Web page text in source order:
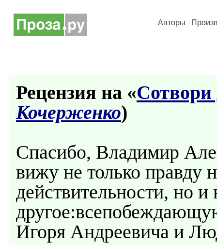
Авторы
Рецензия на «Сотвори
Кочерженко)
Спасибо, Владимир
вижу не только правду
действительности, но и
Игоря Андреевича и